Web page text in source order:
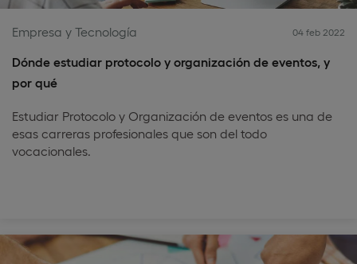
Empresa y Tecnología 04 feb 2022
Dónde estudiar protocolo y organización de eventos, y
por qué
Estudiar Protocolo y Organización de eventos es una de
esas carreras profesionales que son del todo
vocacionales.